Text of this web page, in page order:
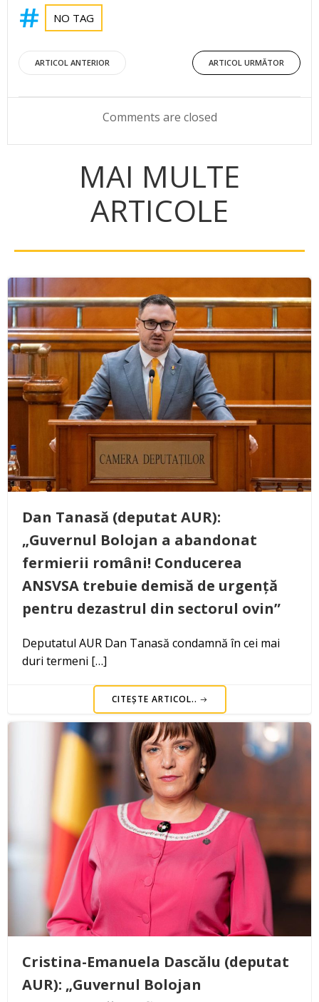
NO TAG
Post
navigation
ARTICOL ANTERIOR
Post
navigation
ARTICOL URMĂTOR
Comments are closed
MAI MULTE
ARTICOLE
Dan Tanasă (deputat AUR):
„Guvernul Bolojan a abandonat
fermierii români! Conducerea
ANSVSA trebuie demisă de urgență
pentru dezastrul din sectorul ovin”
Deputatul AUR Dan Tanasă condamnă în cei mai
duri termeni […]
CITEȘTE ARTICOL..
Cristina-Emanuela Dascălu (deputat
AUR): „Guvernul Bolojan